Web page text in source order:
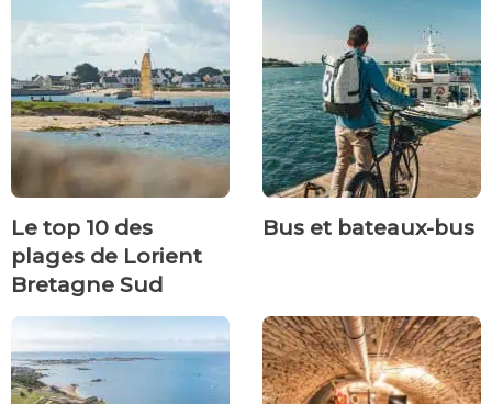
Le top 10 des
plages de Lorient
Bretagne Sud
Bus et bateaux-bus